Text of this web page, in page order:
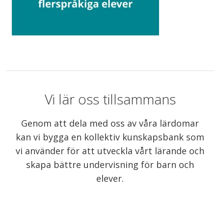
Vi lär oss tillsammans
Genom att dela med oss av våra lärdomar
kan vi bygga en kollektiv kunskapsbank som
vi använder för att utveckla vårt lärande och
skapa bättre undervisning för barn och
elever.